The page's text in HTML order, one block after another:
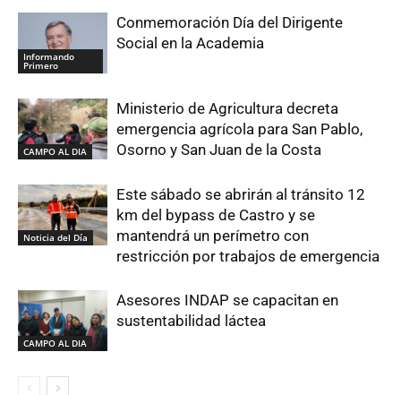
Informando
Primero
Conmemoración Día del Dirigente
Social en la Academia
CAMPO AL DIA
Ministerio de Agricultura decreta
emergencia agrícola para San Pablo,
Osorno y San Juan de la Costa
Noticia del Día
Este sábado se abrirán al tránsito 12
km del bypass de Castro y se
mantendrá un perímetro con
restricción por trabajos de emergencia
CAMPO AL DIA
Asesores INDAP se capacitan en
sustentabilidad láctea